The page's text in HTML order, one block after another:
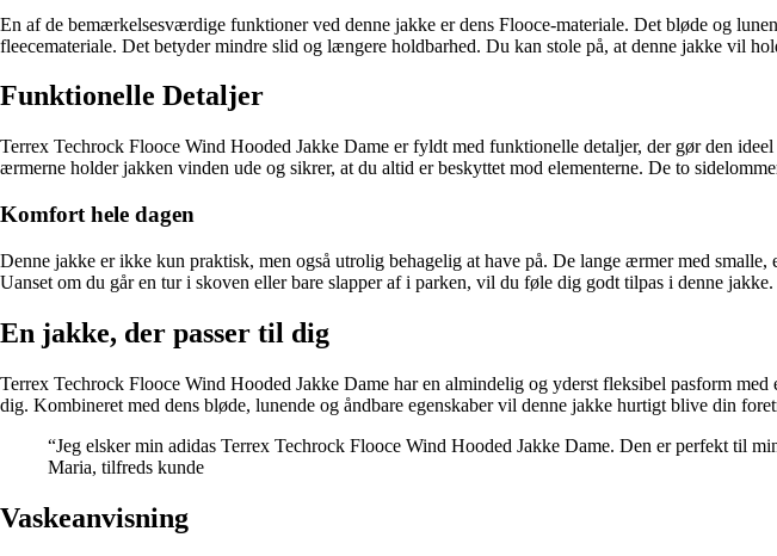
En af de bemærkelsesværdige funktioner ved denne jakke er dens Flooce-materiale. Det bløde og
fleecemateriale. Det betyder mindre slid og længere holdbarhed. Du kan stole på, at denne jakke vil
Funktionelle Detaljer
Terrex Techrock Flooce Wind Hooded Jakke Dame er fyldt med funktionelle detaljer, der gør den
ærmerne holder jakken vinden ude og sikrer, at du altid er beskyttet mod elementerne. De to
Komfort hele dagen
Denne jakke er ikke kun praktisk, men også utrolig behagelig at have på. De lange ærmer med
Uanset om du går en tur i skoven eller bare slapper af i parken, vil du føle dig godt tilpas i denne jakke.
En jakke, der passer til dig
Terrex Techrock Flooce Wind Hooded Jakke Dame har en almindelig og yderst fleksibel pasform
dig. Kombineret med dens bløde, lunende og åndbare egenskaber vil denne jakke hurtigt blive din
“Jeg elsker min adidas Terrex Techrock Flooce Wind Hooded Jakke Dame. Den er perfekt til
Maria, tilfreds kunde
Vaskeanvisning